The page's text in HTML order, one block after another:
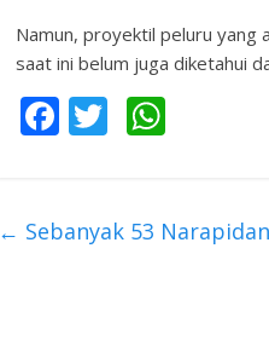
Namun, proyektil peluru yang
saat ini belum juga diketahui
F
b
T
er s
← Sebanyak 53